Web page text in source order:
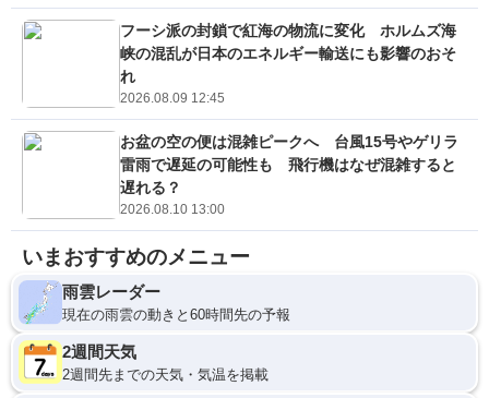
フーシ派の封鎖で紅海の物流に変化 ホルムズ海
峡の混乱が日本のエネルギー輸送にも影響のおそ
れ
2026.08.09 12:45
お盆の空の便は混雑ピークへ 台風15号やゲリラ
雷雨で遅延の可能性も 飛行機はなぜ混雑すると
遅れる？
2026.08.10 13:00
いまおすすめのメニュー
雨雲レーダー
現在の雨雲の動きと60時間先の予報
2週間天気
2週間先までの天気・気温を掲載